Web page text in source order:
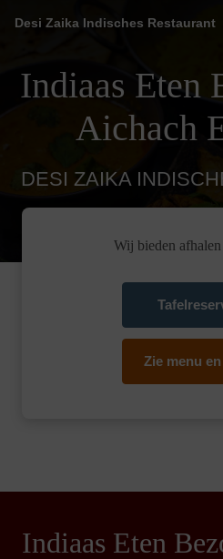
Desi Zaika Indisches Restaurant
Indiaas Eten
Aichach
DESI ZAIKA
Wij bieden
Zie menu
Indiaas Eten